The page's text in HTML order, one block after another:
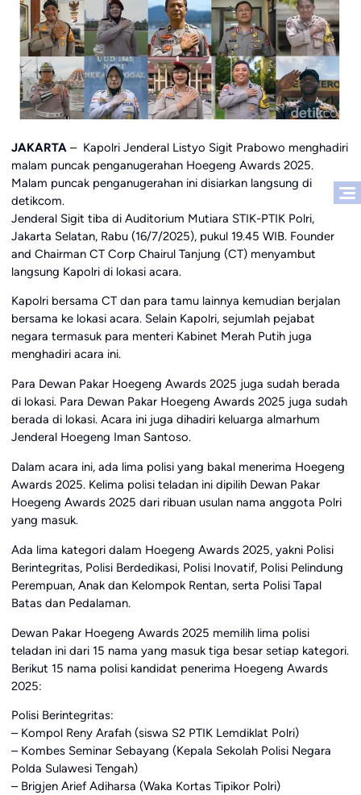
JAKARTA – Kapolri Jenderal Listyo Sigit Prabowo menghadiri
malam puncak penganugerahan Hoegeng Awards 2025.
Malam puncak penganugerahan ini disiarkan langsung di
detikcom.
Jenderal Sigit tiba di Auditorium Mutiara STIK-PTIK Polri,
Jakarta Selatan, Rabu (16/7/2025), pukul 19.45 WIB. Founder
and Chairman CT Corp Chairul Tanjung (CT) menyambut
langsung Kapolri di lokasi acara.
Kapolri bersama CT dan para tamu lainnya kemudian berjalan
bersama ke lokasi acara. Selain Kapolri, sejumlah pejabat
negara termasuk para menteri Kabinet Merah Putih juga
menghadiri acara ini.
Para Dewan Pakar Hoegeng Awards 2025 juga sudah berada
di lokasi. Para Dewan Pakar Hoegeng Awards 2025 juga sudah
berada di lokasi. Acara ini juga dihadiri keluarga almarhum
Jenderal Hoegeng Iman Santoso.
Dalam acara ini, ada lima polisi yang bakal menerima Hoegeng
Awards 2025. Kelima polisi teladan ini dipilih Dewan Pakar
Hoegeng Awards 2025 dari ribuan usulan nama anggota Polri
yang masuk.
Ada lima kategori dalam Hoegeng Awards 2025, yakni Polisi
Berintegritas, Polisi Berdedikasi, Polisi Inovatif, Polisi Pelindung
Perempuan, Anak dan Kelompok Rentan, serta Polisi Tapal
Batas dan Pedalaman.
Dewan Pakar Hoegeng Awards 2025 memilih lima polisi
teladan ini dari 15 nama yang masuk tiga besar setiap kategori.
Berikut 15 nama polisi kandidat penerima Hoegeng Awards
2025:
Polisi Berintegritas:
– Kompol Reny Arafah (siswa S2 PTIK Lemdiklat Polri)
– Kombes Seminar Sebayang (Kepala Sekolah Polisi Negara
Polda Sulawesi Tengah)
– Brigjen Arief Adiharsa (Waka Kortas Tipikor Polri)